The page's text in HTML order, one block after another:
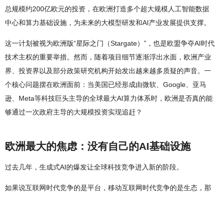
总规模约200亿欧元的投资，在欧洲打造多个超大规模人工智能数据
中心和算力基础设施，为未来的大模型研发和AI产业发展提供支撑。
这一计划被视为欧洲版“星际之门（Stargate）”，也是欧盟争夺AI时代
技术主权的重要举措。然而，随着项目细节逐渐浮出水面，欧洲产业
界、投资界以及部分政策研究机构开始发出越来越多质疑的声音。一
个核心问题摆在欧洲面前：当美国已经形成由微软、Google、亚马
逊、Meta等科技巨头主导的全球最大AI算力体系时，欧洲是否真的能
够通过一次政府主导的大规模投资实现追赶？
欧洲最大的焦虑：没有自己的AI基础设施
过去几年，生成式AI的爆发让全球科技竞争进入新的阶段。
如果说互联网时代竞争的是平台，移动互联网时代竞争的是生态，那